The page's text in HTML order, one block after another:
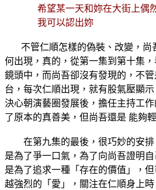
希望某一天和妳在大街上偶
我可以認出妳
不管仁順怎樣的偽裝、改變，尚
何出現，真的，從第一集到第十集
鏡頭中，而尚吾卻沒有發現的，不
台，每次仁順出現，就有股氣壓顯
決心朝演藝圈發展後，擔任主持工
了原本的真善美，但尚吾還是 能夠
在第九集的最後，很巧妙的安排
是為了爭一口氣，為了向尚吾證明
是為了追求一種「存在的價值」，
越強烈的「愛」，關注在仁順身上